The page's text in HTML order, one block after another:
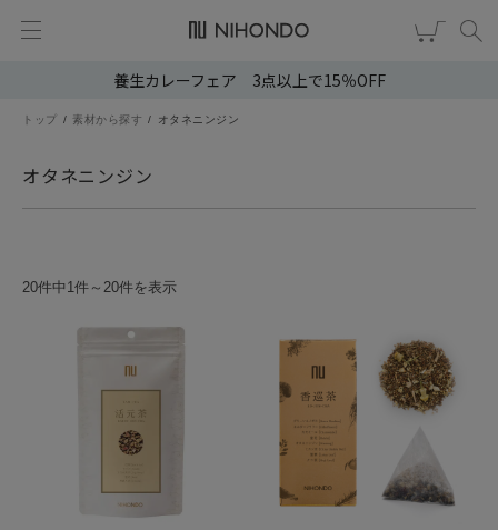
養生カレーフェア 3点以上で15％OFF
トップ 素材から探す オタネニンジン
オタネニンジン
20件中1件～20件を表示
新規会員登録 ログイン
ヘア・ボディケア